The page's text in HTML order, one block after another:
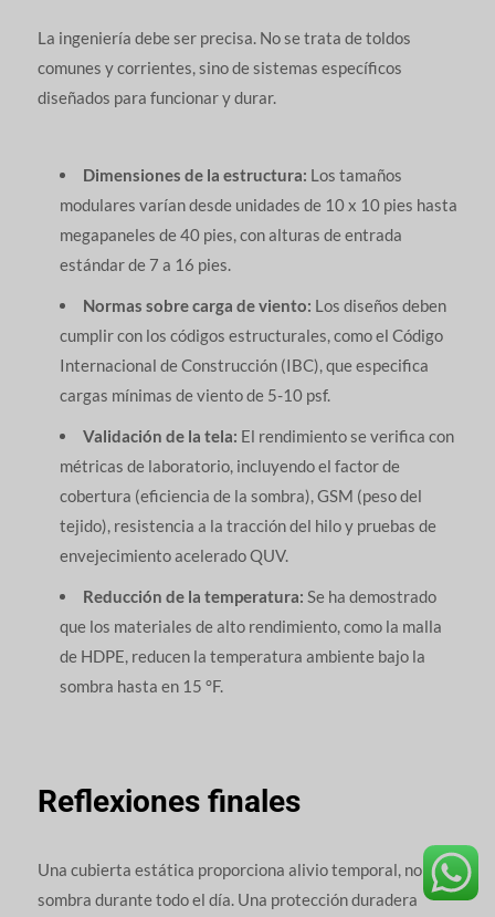
La ingeniería debe ser precisa. No se trata de toldos
comunes y corrientes, sino de sistemas específicos
diseñados para funcionar y durar.
Dimensiones de la estructura: Los tamaños
modulares varían desde unidades de 10 x 10 pies hasta
megapaneles de 40 pies, con alturas de entrada
estándar de 7 a 16 pies.
Normas sobre carga de viento: Los diseños deben
cumplir con los códigos estructurales, como el Código
Internacional de Construcción (IBC), que especifica
cargas mínimas de viento de 5-10 psf.
Validación de la tela: El rendimiento se verifica con
métricas de laboratorio, incluyendo el factor de
cobertura (eficiencia de la sombra), GSM (peso del
tejido), resistencia a la tracción del hilo y pruebas de
envejecimiento acelerado QUV.
Reducción de la temperatura: Se ha demostrado
que los materiales de alto rendimiento, como la malla
de HDPE, reducen la temperatura ambiente bajo la
sombra hasta en 15 °F.
Reflexiones finales
Una cubierta estática proporciona alivio temporal, no
sombra durante todo el día. Una protección duradera